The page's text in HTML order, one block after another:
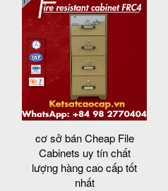
cơ sở bán Cheap File
Cabinets uy tín chất
lượng hàng cao cấp tốt
nhất